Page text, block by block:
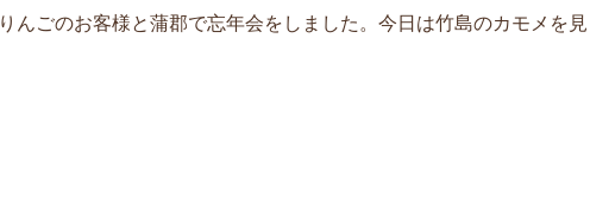
んごのお客様と蒲郡で忘年会をしました。今日は竹島のカモメを見